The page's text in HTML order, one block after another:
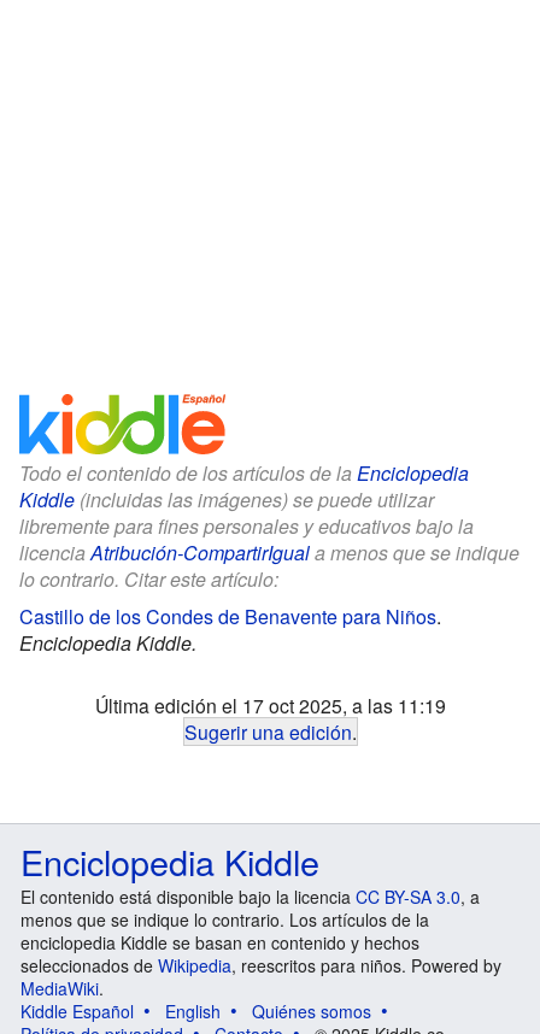
Todo el contenido de los artículos de la Enciclopedia
Kiddle (incluidas las imágenes) se puede utilizar
libremente para fines personales y educativos bajo la
licenciaAtribución-CompartirIguala menos que se indique
lo contrario. Citar este artículo:
Castillo de los Condes de Benavente para Niños.
Enciclopedia Kiddle.
Última edición el 17 oct 2025, a las 11:19
Sugerir una edición.
Enciclopedia Kiddle
El contenido está disponible bajo la licencia CC BY-SA 3.0, a
menos que se indique lo contrario. Los artículos de la
enciclopedia Kiddle se basan en contenido y hechos
seleccionados de Wikipedia, reescritos para niños. Powered by
MediaWiki.
Kiddle Español
English
Quiénes somos